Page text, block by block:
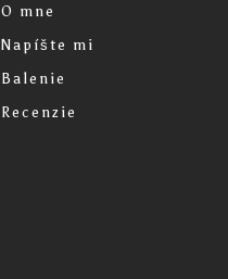
O mne
Napíšte mi
Balenie
Recenzie